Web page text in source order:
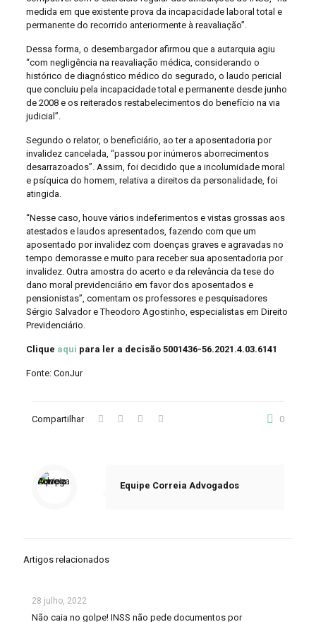
medida em que existente prova da incapacidade laboral total e
permanente do recorrido anteriormente à reavaliação”.
Dessa forma, o desembargador afirmou que a autarquia agiu
“com negligência na reavaliação médica, considerando o
histórico de diagnóstico médico do segurado, o laudo pericial
que concluiu pela incapacidade total e permanente desde junho
de 2008 e os reiterados restabelecimentos do benefício na via
judicial”.
Segundo o relator, o beneficiário, ao ter a aposentadoria por
invalidez cancelada, “passou por inúmeros aborrecimentos
desarrazoados”. Assim, foi decidido que a incolumidade moral
e psíquica do homem, relativa a direitos da personalidade, foi
atingida.
“Nesse caso, houve vários indeferimentos e vistas grossas aos
atestados e laudos apresentados, fazendo com que um
aposentado por invalidez com doenças graves e agravadas no
tempo demorasse e muito para receber sua aposentadoria por
invalidez. Outra amostra do acerto e da relevância da tese do
dano moral previdenciário em favor dos aposentados e
pensionistas”, comentam os professores e pesquisadores
Sérgio Salvador e Theodoro Agostinho, especialistas em Direito
Previdenciário.
Clique aqui para ler a decisão 5001436-56.2021.4.03.6141
Fonte: ConJur
Compartilhar 0
Equipe Correia Advogados
Artigos relacionados
28 julho, 2022
Não caia no golpe! INSS não pede documentos por